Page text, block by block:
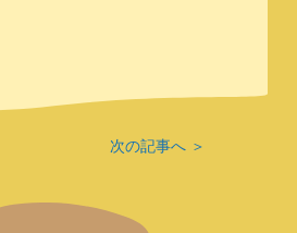
次の記事へ ＞